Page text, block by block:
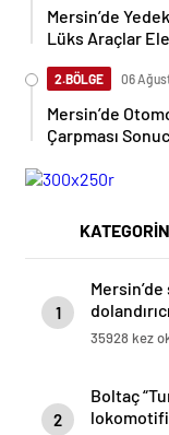
Mersin’de
Lüks Araçlar
2.BÖLGE 06
Mersin’de
Çarpması
1
gözaltına
35928 kez
2
Boltaç
lokomotifi